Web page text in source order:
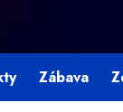
Zábava